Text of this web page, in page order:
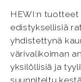
HEWI:n
edistyksellisiä
yhdistettynä
värivalikoiman
yksilöllisiä ja
suunniteltu